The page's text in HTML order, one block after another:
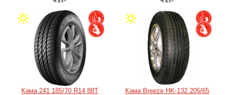
Кама 241 185/70 R14 88T
Кама Breeze HK-132 205/65